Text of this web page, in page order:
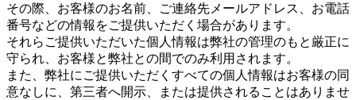
その際、お客様のお名前、ご連絡先メールアドレス、お電話
番号などの情報をご提供いただく場合があります。
それらご提供いただいた個人情報は弊社の管理のもと厳正に
守られ、お客様と弊社との間でのみ利用されます。
また、弊社にご提供いただくすべての個人情報はお客様の同
意なしに、第三者へ開示、または提供されることはありませ